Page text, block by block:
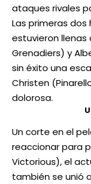
ataques rivales
Las primeras
estuvieron llenas
Grenadiers) y
sin éxito una
Christen
dolorosa.
Un corte en el
reaccionar para
Victorious), el
también se unió